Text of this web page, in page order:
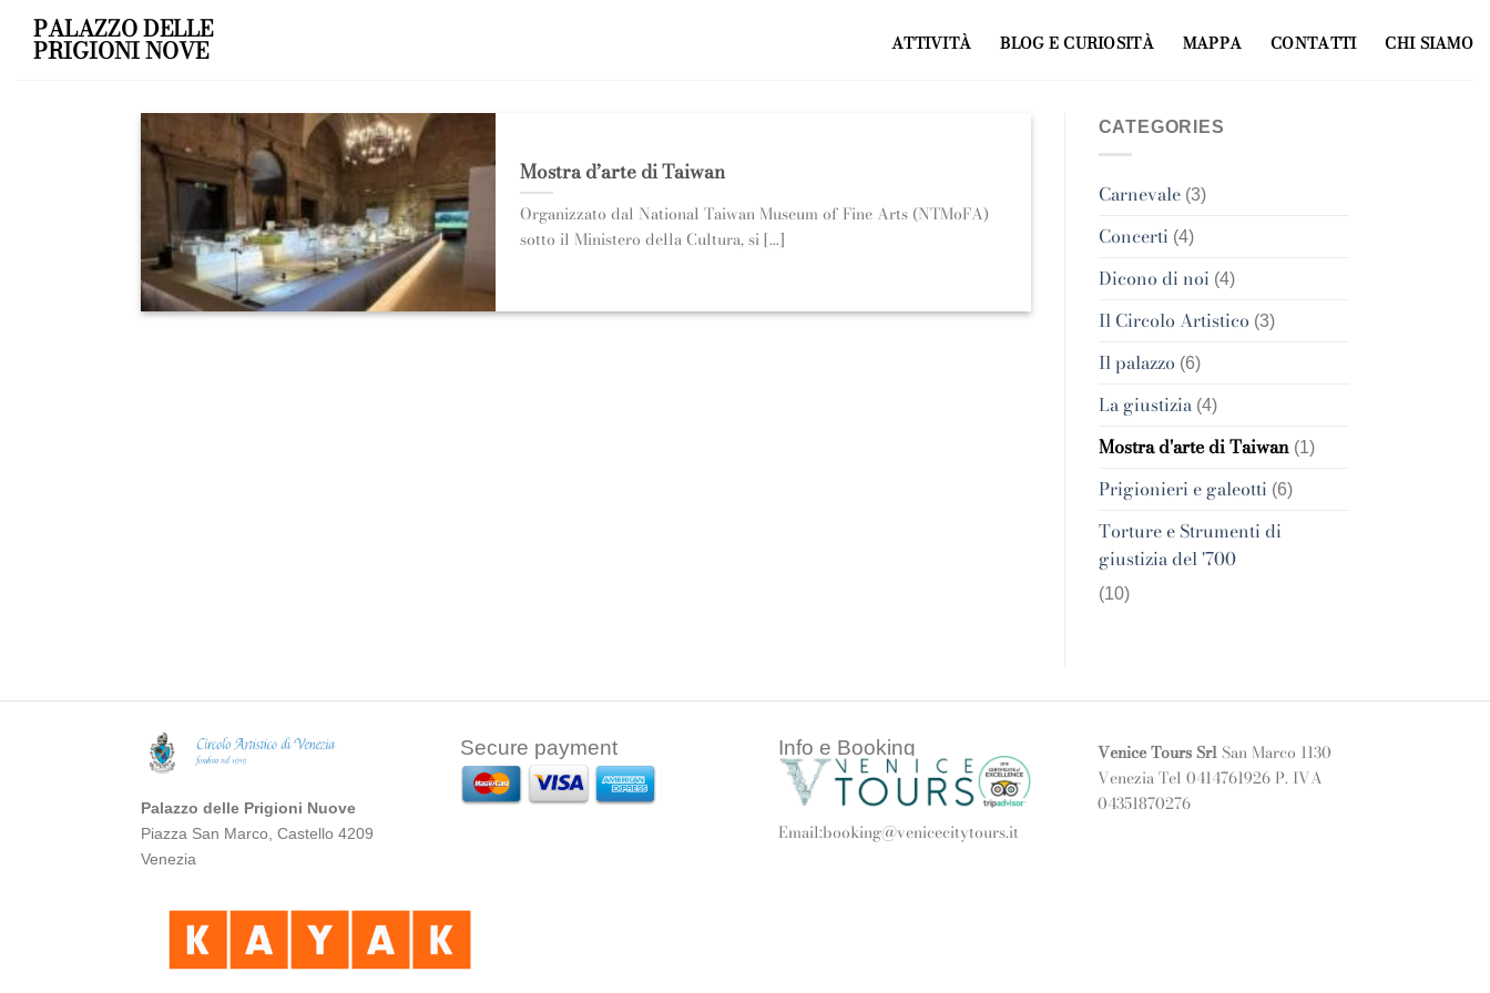
Skip
content
PALAZZO DELLE
PRIGIONI NOVE ATTIVITÀ BLOG E CURIOSITÀ MAPPA CONTATTI CHI SIAMO
Mostra d’arte di Taiwan
Organizzato dal National Taiwan Museum of Fine Arts (NTMoFA)
sotto il Ministero della Cultura, si [...]
CATEGORIES
Carnevale(3)
Concerti (4)
Dicono di noi (4)
Il Circolo Artistico(3)
Il palazzo(6)
La giustizia (4)
Mostra d'arte di Taiwan (1)
Prigionieri e galeotti (6)
Torture e Strumenti di
giustizia del '700
(10)
Palazzo delle Prigioni Nuove
Piazza San Marco, Castello 4209
Venezia
Secure payment Info e Booking
Email:booking@venicecitytours.it
Venice Tours SrlSan Marco 1130
Venezia Tel 0414761926 P. IVA
04351870276